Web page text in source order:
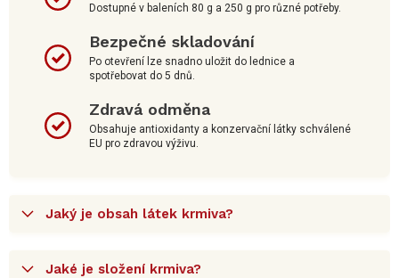
Dostupné v baleních 80 g a 250 g pro různé potřeby.
Bezpečné skladování
Po otevření lze snadno uložit do lednice a
spotřebovat do 5 dnů.
Zdravá odměna
Obsahuje antioxidanty a konzervační látky schválené
EU pro zdravou výživu.
Jaký je obsah látek krmiva?
Jaké je složení krmiva?